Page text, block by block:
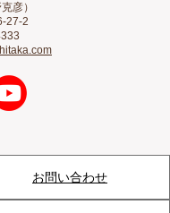
彦）
27-2
お問い合わせ